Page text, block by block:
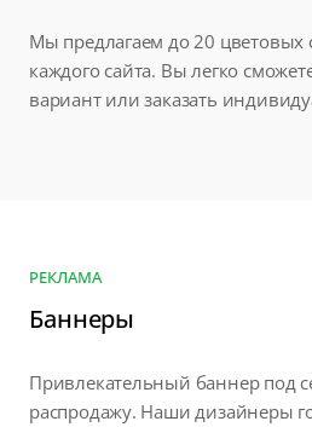
Мы предлагаем до 20 цветовых
каждого сайта. Вы легко
вариант или заказать
РЕКЛАМА
Баннеры
Привлекательный баннер под
распродажу. Наши дизайнеры